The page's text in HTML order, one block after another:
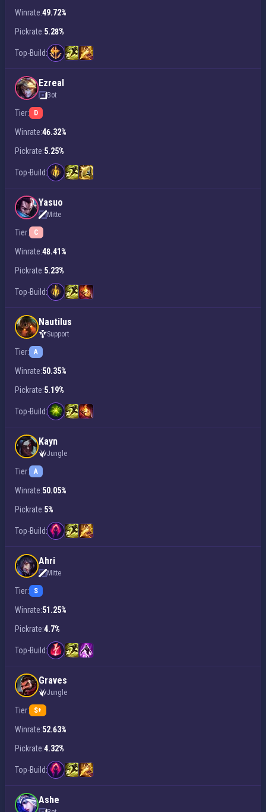
Winrate:49.72%
Pickrate:5.28%
Top-Build:
Ezreal
Bot
Tier: D
Winrate:46.32%
Pickrate:5.25%
Top-Build:
Yasuo
Mitte
Tier: C
Winrate:48.41%
Pickrate:5.23%
Top-Build:
Nautilus
Support
Tier: A
Winrate:50.35%
Pickrate:5.19%
Top-Build:
Kayn
Jungle
Tier: A
Winrate:50.05%
Pickrate:5%
Top-Build:
Ahri
Mitte
Tier: S
Winrate:51.25%
Pickrate:4.7%
Top-Build:
Graves
Jungle
Tier: S+
Winrate:52.63%
Pickrate:4.32%
Top-Build:
Ashe